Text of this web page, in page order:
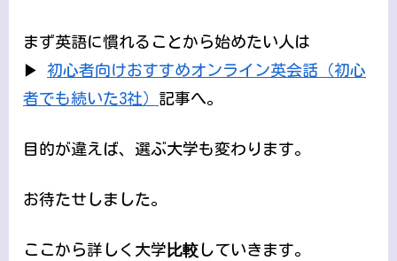
まず英語に慣れることから始めたい人は
▶ 初心者向けおすすめオンライン英会話（初心
者でも続いた3社） 記事へ。
目的が違えば、選ぶ大学も変わります。
お待たせしました。
ここから詳しく大学 比較 していきます。